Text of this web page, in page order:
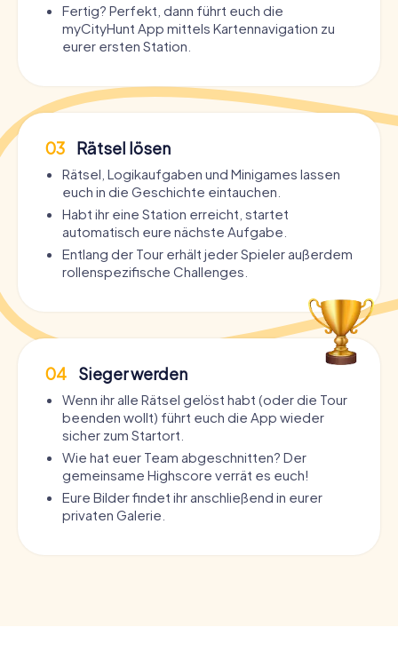
Fertig? Perfekt, dann führt euch die
myCityHunt App mittels Kartennavigation zu
eurer ersten Station.
03 Rätsel lösen
Rätsel, Logikaufgaben und Minigames lassen
euch in die Geschichte eintauchen.
Habt ihr eine Station erreicht, startet
automatisch eure nächste Aufgabe.
Entlang der Tour erhält jeder Spieler außerdem
rollenspezifische Challenges.
04 Sieger werden
Wenn ihr alle Rätsel gelöst habt (oder die Tour
beenden wollt) führt euch die App wieder
sicher zum Startort.
Wie hat euer Team abgeschnitten? Der
gemeinsame Highscore verrät es euch!
Eure Bilder findet ihr anschließend in eurer
privaten Galerie.